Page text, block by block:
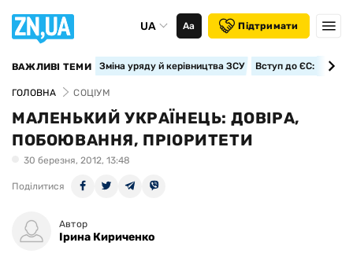
UA Аа Підтримати
ВАЖЛИВІ ТЕМИ Зміна уряду й керівництва ЗСУ Вступ до ЄС:
ГОЛОВНА СОЦІУМ
МАЛЕНЬКИЙ УКРАЇНЕЦЬ: ДОВІРА,
ПОБОЮВАННЯ, ПРІОРИТЕТИ
30 березня, 2012, 13:48
Поділитися
Автор
Ірина Кириченко